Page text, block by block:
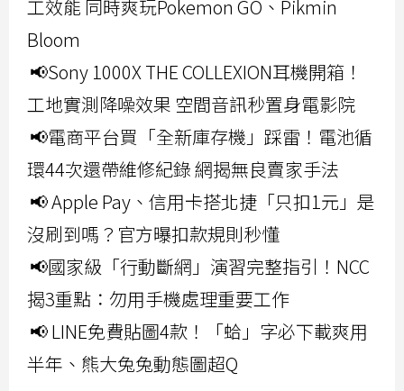
工效能 同時爽玩Pokemon GO、Pikmin
Bloom
📢Sony 1000X THE COLLEXION耳機開箱！
工地實測降噪效果 空間音訊秒置身電影院
📢電商平台買「全新庫存機」踩雷！電池循
環44次還帶維修紀錄 網揭無良賣家手法
📢 Apple Pay、信用卡搭北捷「只扣1元」是
沒刷到嗎？官方曝扣款規則秒懂
📢國家級「行動斷網」演習完整指引！NCC
揭3重點：勿用手機處理重要工作
📢 LINE免費貼圖4款！「蛤」字必下載爽用
半年、熊大兔兔動態圖超Q